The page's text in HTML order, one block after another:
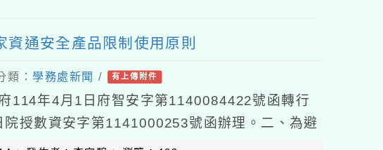
資通安全產品限制使用原則
類：學務處新聞 / 有上傳附件
114年4月1日府智安字第1140084422號函轉行
授數資安字第1141000253號函辦理。二、為避
不當竊取，導致機關機敏公務資訊外洩或